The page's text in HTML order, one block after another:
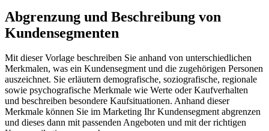
Abgrenzung und Beschreibung von
Kundensegmenten
Mit dieser Vorlage beschreiben Sie anhand von unterschiedlichen
Merkmalen, was ein Kundensegment und die zugehörigen Personen
auszeichnet. Sie erläutern demografische, soziografische, regionale
sowie psychografische Merkmale wie Werte oder Kaufverhalten
und beschreiben besondere Kaufsituationen. Anhand dieser
Merkmale können Sie im Marketing Ihr Kundensegment abgrenzen
und dieses dann mit passenden Angeboten und mit der richtigen